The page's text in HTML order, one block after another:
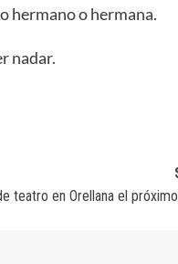
hermano o hermana.
nadar.
teatro en Orellana el